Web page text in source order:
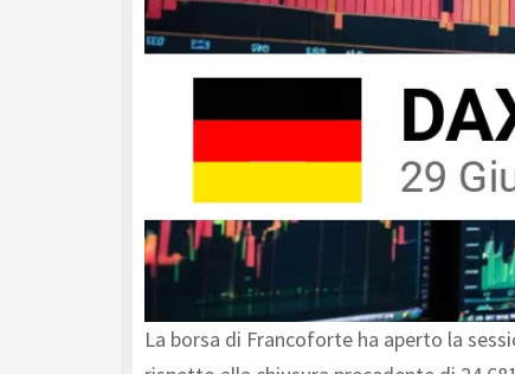
La borsa di Francoforte ha aperto la